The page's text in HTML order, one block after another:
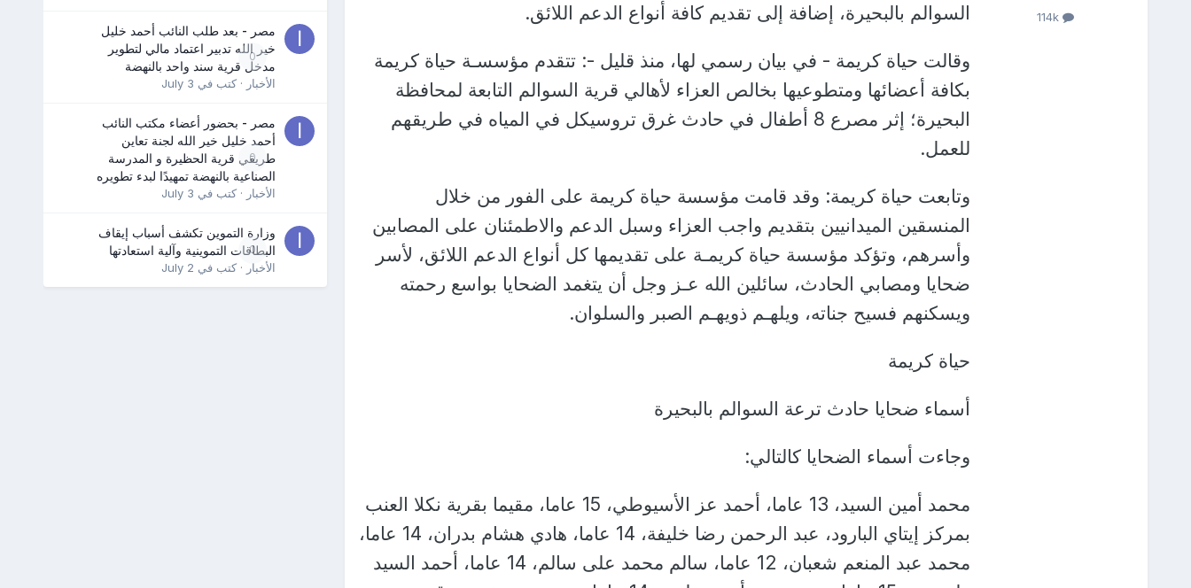
114k
السوالم بالبحيرة، إضافة إلى تقديم كافة أنواع الدعم اللائق.
وقالت حياة كريمة - في بيان رسمي لها، منذ قليل -: تتقدم مؤسسـة حياة كريمة
بكافة أعضائها ومتطوعيها بخالص العزاء لأهالي قرية السوالم التابعة لمحافظة
البحيرة؛ إثر مصرع 8 أطفال في حادث غرق تروسيكل في المياه في طريقهم
للعمل.
وتابعت حياة كريمة: وقد قامت مؤسسة حياة كريمة على الفور من خلال
المنسقين الميدانيين بتقديم واجب العزاء وسبل الدعم والاطمئنان على المصابين
وأسرهم، وتؤكد مؤسسة حياة كريمـة على تقديمها كل أنواع الدعم اللائق، لأسر
ضحايا ومصابي الحادث، سائلين الله عـز وجل أن يتغمد الضحايا بواسع رحمته
ويسكنهم فسيح جناته، ويلهـم ذويهـم الصبر والسلوان.
حياة كريمة
أسماء ضحايا حادث ترعة السوالم بالبحيرة
وجاءت أسماء الضحايا كالتالي:
محمد أمين السيد، 13 عاما، أحمد عز الأسيوطي، 15 عاما، مقيما بقرية نكلا العنب
بمركز إيتاي البارود، عبد الرحمن رضا خليفة، 14 عاما، هادي هشام بدران، 14 عاما،
محمد عبد المنعم شعبان، 12 عاما، سالم محمد على سالم، 14 عاما، أحمد السيد
0
مصر - بعد طلب النائب أحمد خليل
خير الله تدبير اعتماد مالي لتطوير
مدخل قرية سند واحد بالنهضة
الأخبار · كتب في July 3
0
مصر - بحضور أعضاء مكتب النائب
أحمد خليل خير الله لجنة تعاين
طريقي قرية الحظيرة و المدرسة
الصناعية بالنهضة تمهيدًا لبدء تطويره
الأخبار · كتب في July 3
0
وزارة التموين تكشف أسباب إيقاف
البطاقات التموينية وآلية استعادتها
الأخبار · كتب في July 2